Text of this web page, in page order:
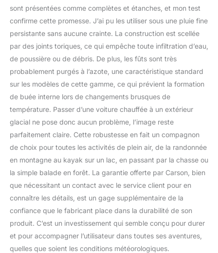
sont présentées comme complètes et étanches, et mon test
confirme cette promesse. J’ai pu les utiliser sous une pluie fine
persistante sans aucune crainte. La construction est scellée
par des joints toriques, ce qui empêche toute infiltration d’eau,
de poussière ou de débris. De plus, les fûts sont très
probablement purgés à l’azote, une caractéristique standard
sur les modèles de cette gamme, ce qui prévient la formation
de buée interne lors de changements brusques de
température. Passer d’une voiture chauffée à un extérieur
glacial ne pose donc aucun problème, l’image reste
parfaitement claire. Cette robustesse en fait un compagnon
de choix pour toutes les activités de plein air, de la randonnée
en montagne au kayak sur un lac, en passant par la chasse ou
la simple balade en forêt. La garantie offerte par Carson, bien
que nécessitant un contact avec le service client pour en
connaître les détails, est un gage supplémentaire de la
confiance que le fabricant place dans la durabilité de son
produit. C’est un investissement qui semble conçu pour durer
et pour accompagner l’utilisateur dans toutes ses aventures,
quelles que soient les conditions météorologiques.